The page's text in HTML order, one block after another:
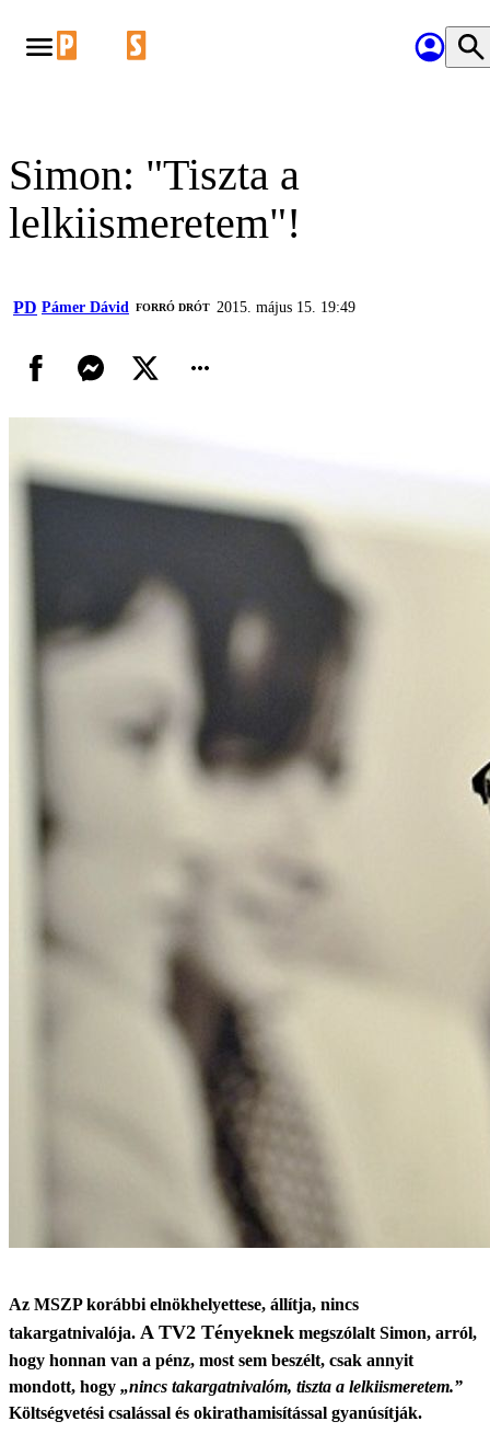
Simon: "Tiszta a
lelkiismeretem"!
PD Pámer Dávid FORRÓ DRÓT 2015. május 15. 19:49
Az MSZP korábbi elnökhelyettese, állítja, nincs
takargatnivalója. A TV2 Tényeknek megszólalt Simon, arról,
hogy honnan van a pénz, most sem beszélt, csak annyit
mondott, hogy „nincs takargatnivalóm, tiszta a lelkiismeretem.”
Költségvetési csalással és okirathamisítással gyanúsítják.